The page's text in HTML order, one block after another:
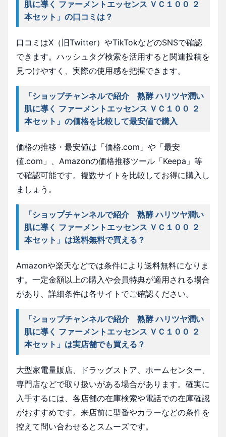
肌に導く ファーメントエッセンス ＶＣ１００ ２
本セット」の口コミは？
口コミはX（旧Twitter）やTikTokなどのSNSで確認
できます。ハッシュタグ検索を活用すると関連投稿を
見つけやすく、実際の使用感を把握できます。
「ショップチャンネルで紹介 熟酵 ハリツヤ潤い
肌に導く ファーメントエッセンス ＶＣ１００ ２
本セット」の価格を比較して最安値で購入
価格の推移・最安値は「価格.com」や「最安
値.com」、Amazonの価格推移ツール「Keepa」等
で確認可能です。複数サイトを比較してお得に購入し
ましょう。
「ショップチャンネルで紹介 熟酵 ハリツヤ潤い
肌に導く ファーメントエッセンス ＶＣ１００ ２
本セット」は送料無料で買える？
Amazonや楽天などでは条件により送料無料になりま
す。一定金額以上の購入や会員特典が適用される場合
があり、詳細条件は各サイトでご確認ください。
「ショップチャンネルで紹介 熟酵 ハリツヤ潤い
肌に導く ファーメントエッセンス ＶＣ１００ ２
本セット」は実店舗でも買える？
大型家電量販店、ドラッグストア、ホームセンター、
専門店などで取り扱いがある場合があります。確実に
入手するには、各店舗の在庫検索や電話での在庫確認
がおすすめです。来店前に型番やカラーなどの条件を
控えて問い合わせるとスムーズです。